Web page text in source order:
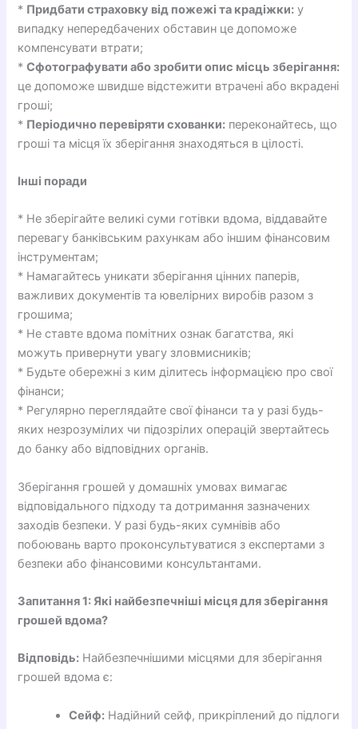
* Придбати страховку від пожежі та крадіжки: у
випадку непередбачених обставин це допоможе
компенсувати втрати;
*Сфотографувати або зробити опис місць зберігання:
це допоможе швидше відстежити втрачені або вкрадені
гроші;
* Періодично перевіряти схованки: переконайтесь, що
гроші та місця їх зберігання знаходяться в цілості.
Інші поради
* Не зберігайте великі суми готівки вдома, віддавайте
перевагу банківським рахункам або іншим фінансовим
інструментам;
* Намагайтесь уникати зберігання цінних паперів,
важливих документів та ювелірних виробів разом з
грошима;
* Не ставте вдома помітних ознак багатства, які
можуть привернути увагу зловмисників;
* Будьте обережні з ким ділитесь інформацією про свої
фінанси;
* Регулярно переглядайте свої фінанси та у разі будь-
яких незрозумілих чи підозрілих операцій звертайтесь
до банку або відповідних органів.
Зберігання грошей у домашніх умовах вимагає
відповідального підходу та дотримання зазначених
заходів безпеки. У разі будь-яких сумнівів або
побоювань варто проконсультуватися з експертами з
безпеки або фінансовими консультантами.
Запитання 1: Які найбезпечніші місця для зберігання
грошей вдома?
Відповідь: Найбезпечнішими місцями для зберігання
грошей вдома є:
Сейф: Надійний сейф, прикріплений до підлоги